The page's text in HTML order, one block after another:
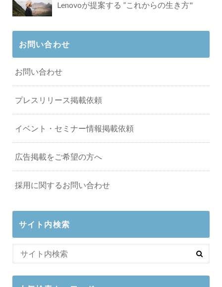
Lenovoが提案する ”これからの生き方"
お問い合わせ
お問い合わせ
プレスリリース掲載依頼
イベント・セミナー情報掲載依頼
広告掲載をご希望の方へ
採用に関するお問い合わせ
サイト内検索